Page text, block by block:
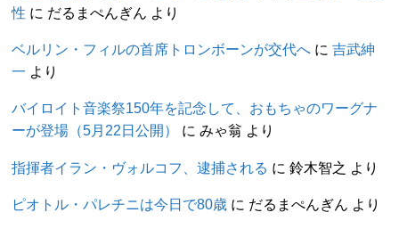
性 に だるまぺんぎん より
ベルリン・フィルの首席トロンボーンが交代へ に吉武紳
一 より
バイロイト音楽祭150年を記念して、おもちゃのワーグナ
ーが登場（5月22日公開）
にみゃ翁 より
指揮者イラン・ヴォルコフ、逮捕される に鈴木智之 より
ピオトル・パレチニは今日で80歳 に だるまぺんぎん より